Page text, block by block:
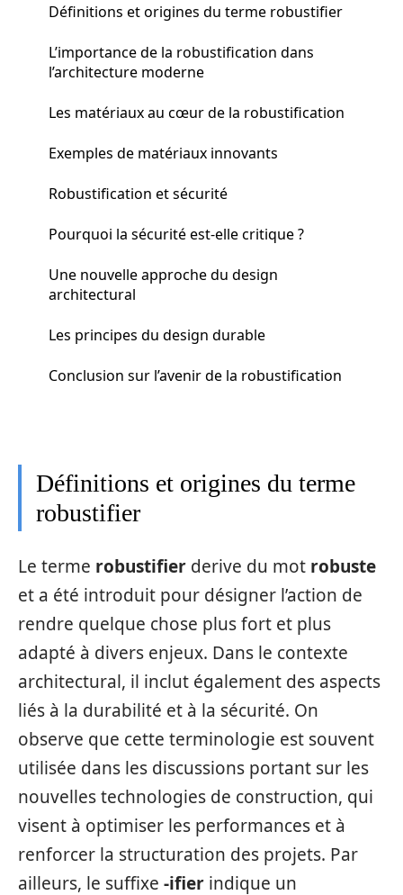
Définitions et origines du terme robustifier
L’importance de la robustification dans
l’architecture moderne
Les matériaux au cœur de la robustification
Exemples de matériaux innovants
Robustification et sécurité
Pourquoi la sécurité est-elle critique ?
Une nouvelle approche du design
architectural
Les principes du design durable
Conclusion sur l’avenir de la robustification
Définitions et origines du terme
robustifier
Le terme robustifier derive du mot robuste
et a été introduit pour désigner l’action de
rendre quelque chose plus fort et plus
adapté à divers enjeux. Dans le contexte
architectural, il inclut également des aspects
liés à la durabilité et à la sécurité. On
observe que cette terminologie est souvent
utilisée dans les discussions portant sur les
nouvelles technologies de construction, qui
visent à optimiser les performances et à
renforcer la structuration des projets. Par
ailleurs, le suffixe -ifier indique un